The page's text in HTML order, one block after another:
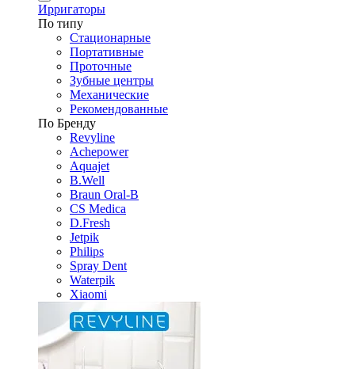
Ирригаторы
По типу
Стационарные
Портативные
Проточные
Зубные центры
Механические
Рекомендованные
По Бренду
Revyline
Achepower
Aquajet
B.Well
Braun Oral-B
CS Medica
D.Fresh
Jetpik
Philips
Spray Dent
Waterpik
Xiaomi